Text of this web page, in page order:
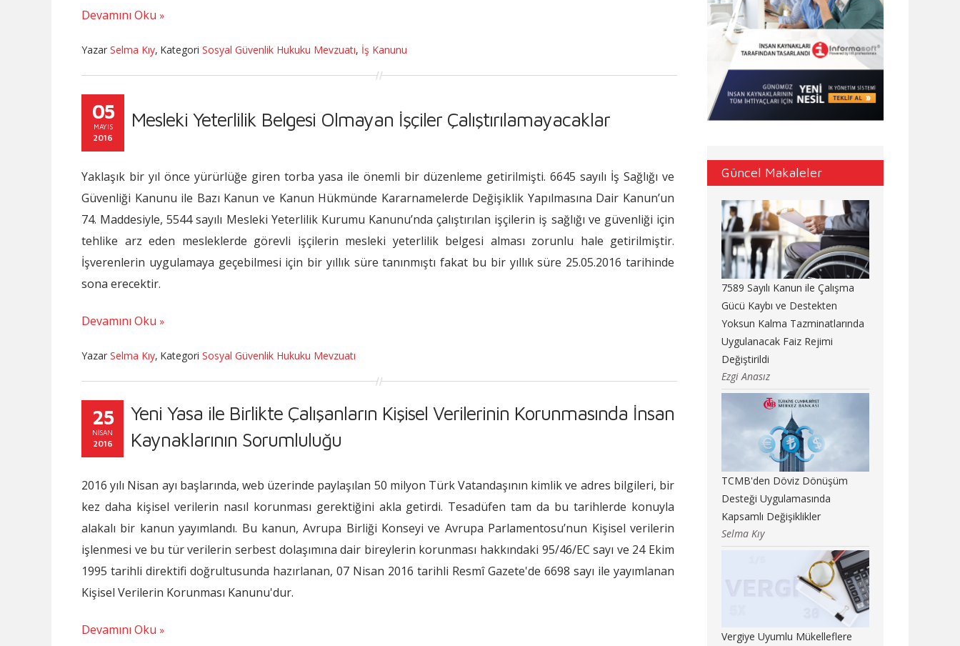
Devamını Oku
Yazar Selma Kıy, Kategori Sosyal Güvenlik Hukuku Mevzuatı, İş Kanunu
05
MAYIS
2016
Mesleki Yeterlilik Belgesi Olmayan İşçiler Çalıştırılamayacaklar
Yaklaşık bir yıl önce yürürlüğe giren torba yasa ile önemli bir düzenleme getirilmişti. 6645 sayılı İş Sağlığı ve
Güvenliği Kanunu ile Bazı Kanun ve Kanun Hükmünde Kararnamelerde Değişiklik Yapılmasına Dair Kanun’un
74. Maddesiyle, 5544 sayılı Mesleki Yeterlilik Kurumu Kanunu’nda çalıştırılan işçilerin iş sağlığı ve güvenliği için
tehlike arz eden mesleklerde görevli işçilerin mesleki yeterlilik belgesi alması zorunlu hale getirilmiştir.
İşverenlerin uygulamaya geçebilmesi için bir yıllık süre tanınmıştı fakat bu bir yıllık süre 25.05.2016 tarihinde
sona erecektir.
Devamını Oku
Yazar Selma Kıy, Kategori Sosyal Güvenlik Hukuku Mevzuatı
25
NISAN
2016
Yeni Yasa ile Birlikte Çalışanların Kişisel Verilerinin Korunmasında İnsan
Kaynaklarının Sorumluluğu
2016 yılı Nisan ayı başlarında, web üzerinde paylaşılan 50 milyon Türk Vatandaşının kimlik ve adres bilgileri, bir
kez daha kişisel verilerin nasıl korunması gerektiğini akla getirdi. Tesadüfen tam da bu tarihlerde konuyla
alakalı bir kanun yayımlandı. Bu kanun, Avrupa Birliği Konseyi ve Avrupa Parlamentosu’nun Kişisel verilerin
işlenmesi ve bu tür verilerin serbest dolaşımına dair bireylerin korunması hakkındaki 95/46/EC sayı ve 24 Ekim
1995 tarihli direktifi doğrultusunda hazırlanan, 07 Nisan 2016 tarihli Resmî Gazete'de 6698 sayı ile yayımlanan
Kişisel Verilerin Korunması Kanunu'dur.
Devamını Oku
Güncel Makaleler
7589 Sayılı Kanun ile Çalışma
Gücü Kaybı ve Destekten
Yoksun Kalma Tazminatlarında
Uygulanacak Faiz Rejimi
Değiştirildi
Ezgi Anasız
TCMB'den Döviz Dönüşüm
Desteği Uygulamasında
Kapsamlı Değişiklikler
Selma Kıy
Vergiye Uyumlu Mükelleflere